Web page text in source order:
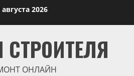
августа 2026
СТРОИТЕЛЯ
ОНЛАЙН